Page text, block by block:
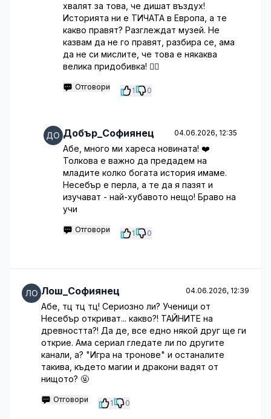
хвалят за това, че дишат въздух!
Историята ни е ТИЧАТА в Европа, а те
какво правят? Разглеждат музей. Не
казвам да не го правят, разбира се, ама
да не си мислите, че това е някаква
велика придобивка! 🤷‍♂️
Отговори 1 0
Добър_Софиянец 04.06.2026, 12:35
Абе, много ми хареса новината! ❤️
Толкова е важно да предадем на
младите колко богата история имаме.
Несебър е перла, а те да я пазят и
изучават - най-хубавото нещо! Браво на
учи
Отговори 1 0
Лош_Софиянец 04.06.2026, 12:39
Абе, тц тц тц! Сериозно ли? Ученици от
Несебър откриват... какво?! ТАЙНИТЕ на
древността?! Да де, все едно някой друг ще ги
открие. Ама сериал гледате ли по другите
канали, а? "Игра на тронове" и останалите
такива, където магии и дракони вадят от
нищото? 🤬
Отговори 1 0